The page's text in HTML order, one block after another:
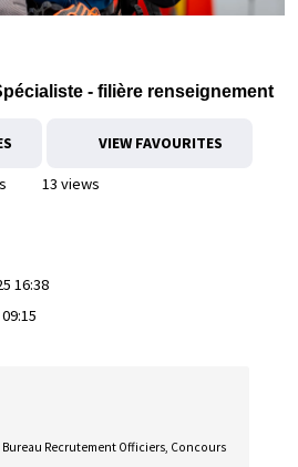
- filière renseignement
VIEW FAVOURITES
13 views
16:38
Bureau Recrutement Officiers, Concours